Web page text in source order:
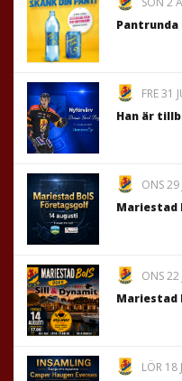
Pantrunda
FRE 31
Han är
ONS
Mariestad
ONS 22
Mariestad
LÖR 18